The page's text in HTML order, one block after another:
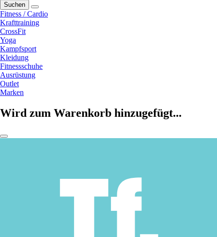
Suchen
Fitness / Cardio
Krafttraining
CrossFit
Yoga
Kampfsport
Kleidung
Fitnessschuhe
Ausrüstung
Outlet
Marken
Wird zum Warenkorb hinzugefügt...